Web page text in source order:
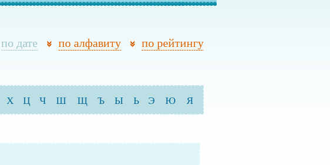
по дате по алфавиту по рейтингу
Х Ц Ч Ш Щ Ъ Ы Ь Э Ю Я